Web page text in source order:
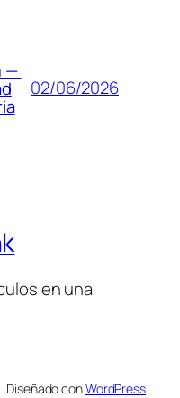
—
02/06/2026
en una
Diseñado conWordPress